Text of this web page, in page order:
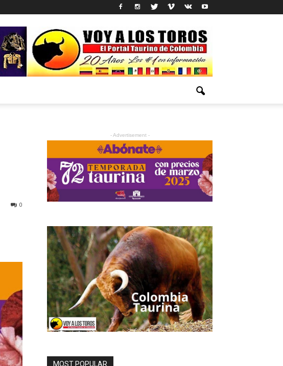
0
- Advertisement -
MOST POPULAR